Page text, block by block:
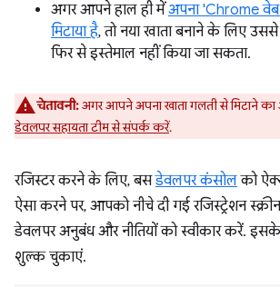
अगर आपने हाल ही मेंअपना 'Chrome वेब
मिटाया है, तो नया खाता बनाने के लिए
फिर से इस्तेमाल नहीं किया जा सकता.
चेतावनी:अगर आपने अपना खाता गलती से मिटाने का
डेवलपर सहायता टीम से संपर्क करें.
रजिस्टर करने के लिए, बसडेवलपर कंसोलको
ऐसा करने पर, आपको नीचे दी गई रजिस्ट्रेशन
डेवलपर अनुबंध और नीतियों को स्वीकार करें. इसके
शुल्क चुकाएं.